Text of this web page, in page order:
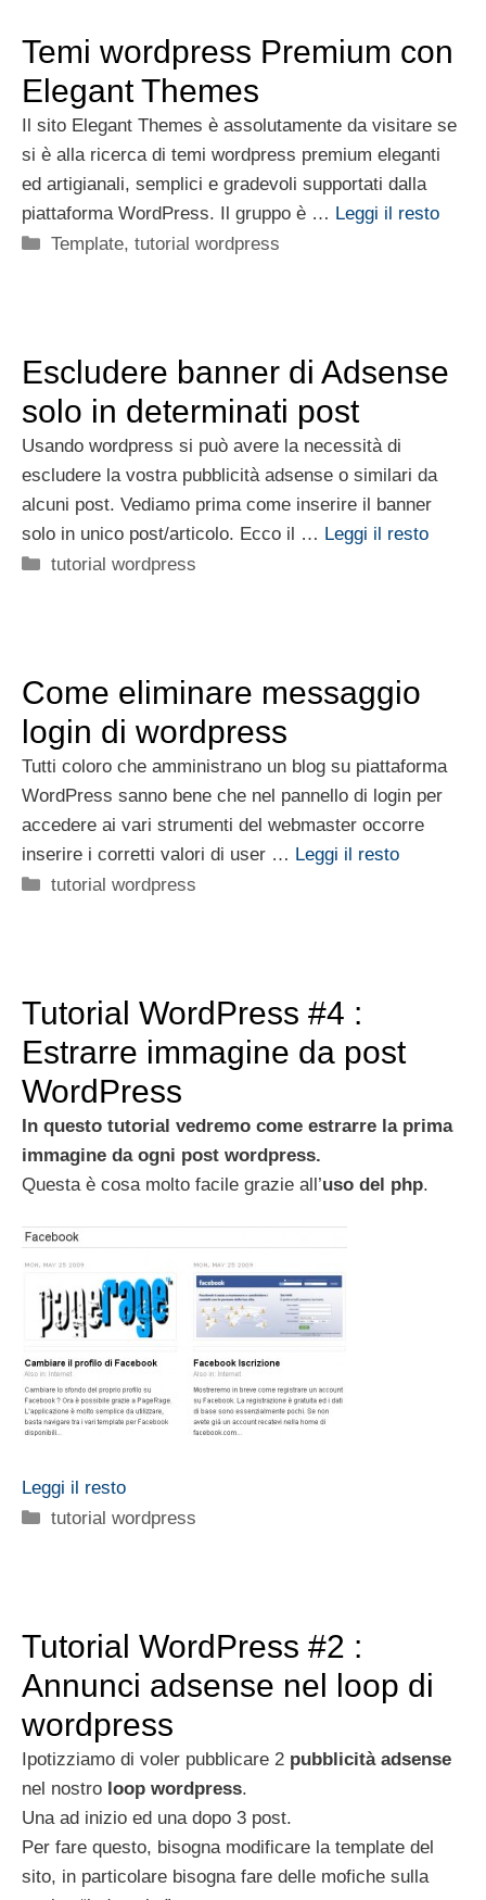
Temi wordpress Premium con
Elegant Themes
Il sito Elegant Themes è assolutamente da visitare se
si è alla ricerca di temi wordpress premium eleganti
ed artigianali, semplici e gradevoli supportati dalla
piattaforma WordPress. Il gruppo è … Leggi il resto
Categorie
Template,tutorial wordpress
Escludere banner di Adsense
solo in determinati post
Usando wordpress si può avere la necessità di
escludere la vostra pubblicità adsense o similari da
alcuni post. Vediamo prima come inserire il banner
solo in unico post/articolo. Ecco il … Leggi il resto
Categorie
tutorial wordpress
Come eliminare messaggio
login di wordpress
Tutti coloro che amministrano un blog su piattaforma
WordPress sanno bene che nel pannello di login per
accedere ai vari strumenti del webmaster occorre
inserire i corretti valori di user … Leggi il resto
Categorie
tutorial wordpress
Tutorial WordPress #4 :
Estrarre immagine da post
WordPress
In questo tutorial vedremo come estrarre la prima
immagine da ogni post wordpress.
Questa è cosa molto facile grazie all’uso del php.
Leggi il resto
Categorie
tutorial wordpress
Tutorial WordPress #2 :
Annunci adsense nel loop di
wordpress
Ipotizziamo di voler pubblicare 2 pubblicità adsense
nel nostro loop wordpress.
Una ad inizio ed una dopo 3 post.
Per fare questo, bisogna modificare la template del
sito, in particolare bisogna fare delle mofiche sulla